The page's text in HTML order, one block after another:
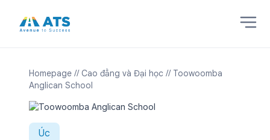
Homepage // Cao đẳng và Đại học // Toowoomba
Anglican School
Úc